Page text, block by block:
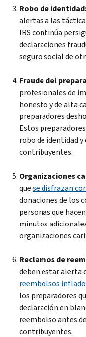
Robo de identidad:
alertas a las
IRS continúa
declaraciones
seguro social de
Fraude del
profesionales de
honesto y de alta
preparadores
Estos
robo de identidad y
contribuyentes.
Organizaciones
quese disfrazan
donaciones de los
personas que
minutos
organizaciones
Reclamos de
deben estar alerta
reembolsos
los preparadores
declaración en
reembolso antes
contribuyentes.